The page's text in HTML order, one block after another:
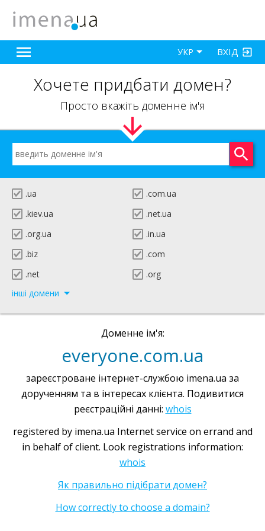
ВХІД
УКР
Хочете придбати домен?
Просто вкажіть доменне ім'я
.ua
.com.ua
.kiev.ua
.net.ua
.org.ua
.in.ua
.biz
.com
.net
.org
інші домени
Доменне ім'я:
everyone.com.ua
зареєстроване інтернет-службою imena.ua за
дорученням та в інтересах клієнта. Подивитися
реєстраційні данні: whois
registered by imena.ua Internet service on errand and
in behalf of client. Look registrations information:
whois
Як правильно підібрати домен?
How correctly to choose a domain?